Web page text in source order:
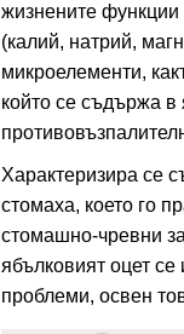
жизнените
(калий, натрий,
микроелементи,
който се съдържа в
Характеризира се
стомаха, което го
стомашно-чревни
ябълковият оцет
проблеми, освен